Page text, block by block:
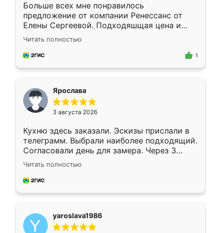
Больше всех мне понравилось
предложение от компании Ренессанс от
Елены Сергеевой. Подходяшщая цена и
короткие сроки изготовления. Приехавший
для замера сотрудник Владислав
предложил по моему эскизу самый
Читать полностью
1
Ярослава
3 августа 2026
Кухню здесь заказали. Эскизы прислали в
телеграмм. Выбрали наиболее подходящий.
Согласовали день для замера. Через 3
недели кухня была уже готова. Остались
довольны работой. Спасибо Ренессанс
мебель за качественную работу!
Читать полностью
yaroslava1986